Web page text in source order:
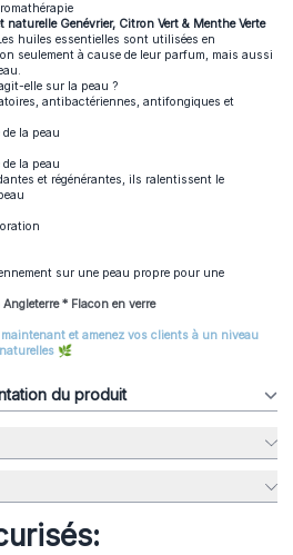
Genévrier, Citron Vert & Menthe Verte
huiles essentielles sont utilisées en
seulement à cause de leur parfum, mais aussi
elle sur la peau ?
antibactériennes, antifongiques et
la peau
la peau
et régénérantes, ils ralentissent le
sur une peau propre pour une
* Flacon en verre
et amenez vos clients à un niveau
🌿
du produit